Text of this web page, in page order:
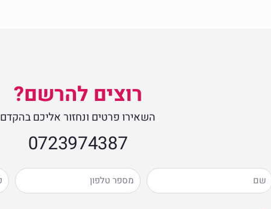
רוצים להרשם?
השאירו פרטים ונחזור אליכם בהקדם
0723974387​